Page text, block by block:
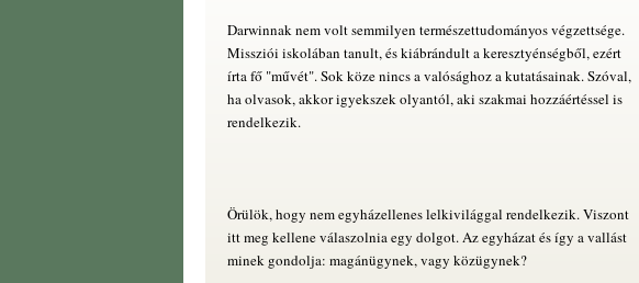
Darwinnak nem volt semmilyen természettudományos végzettsége.
Missziói iskolában tanult, és kiábrándult a keresztyénségből, ezért
írta fő "művét". Sok köze nincs a valósághoz a kutatásainak. Szóval,
ha olvasok, akkor igyekszek olyantól, aki szakmai hozzáértéssel is
rendelkezik.
Örülök, hogy nem egyházellenes lelkivilággal rendelkezik. Viszont
itt meg kellene válaszolnia egy dolgot. Az egyházat és így a vallást
minek gondolja: magánügynek, vagy közügynek?